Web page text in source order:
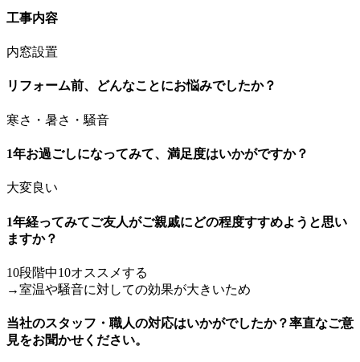
工事内容
内窓設置
リフォーム前、どんなことにお悩みでしたか？
寒さ・暑さ・騒音
1年お過ごしになってみて、満足度はいかがですか？
大変良い
1年経ってみてご友人がご親戚にどの程度すすめようと思い
ますか？
10段階中10オススメする
→室温や騒音に対しての効果が大きいため
当社のスタッフ・職人の対応はいかがでしたか？率直なご意
見をお聞かせください。